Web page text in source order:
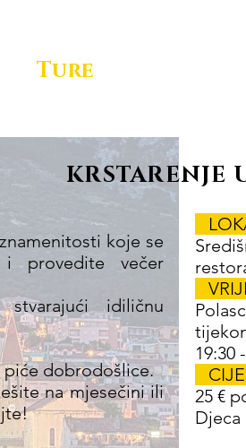
Ture
KRSTARENJE
koje se
provedite večer
idiličnu
piće dobrodošlice.
na mjesečini ili
19:30
25 €
Djeca